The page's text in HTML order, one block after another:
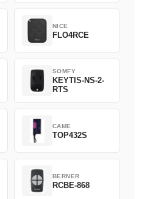
NICE
FLO4RCE
SOMFY
KEYTIS-NS-2-
RTS
CAME
TOP432S
BERNER
RCBE-868